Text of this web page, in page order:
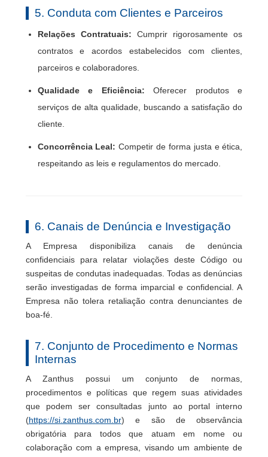
5. Conduta com Clientes e Parceiros
Relações Contratuais: Cumprir rigorosamente os
contratos e acordos estabelecidos com clientes,
parceiros e colaboradores.
Qualidade e Eficiência: Oferecer produtos e
serviços de alta qualidade, buscando a satisfação do
cliente.
Concorrência Leal: Competir de forma justa e ética,
respeitando as leis e regulamentos do mercado.
6. Canais de Denúncia e Investigação
A Empresa disponibiliza canais de denúncia
confidenciais para relatar violações deste Código ou
suspeitas de condutas inadequadas. Todas as denúncias
serão investigadas de forma imparcial e confidencial. A
Empresa não tolera retaliação contra denunciantes de
boa-fé.
7. Conjunto de Procedimento e Normas
Internas
A Zanthus possui um conjunto de normas,
procedimentos e políticas que regem suas atividades
que podem ser consultadas junto ao portal interno
(https://si.zanthus.com.br) e são de observância
obrigatória para todos que atuam em nome ou
colaboração com a empresa, visando um ambiente de